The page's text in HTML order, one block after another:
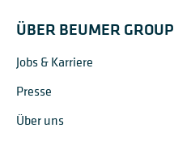
ÜBER BEUMER GROUP
Jobs & Karriere
Presse
Über uns